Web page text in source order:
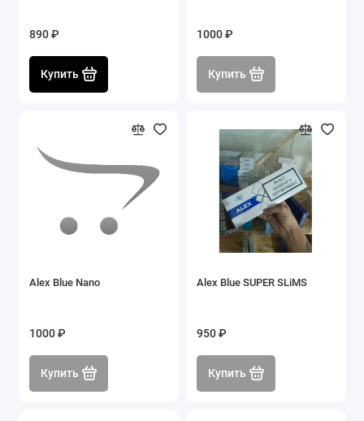
890 ₽
Купить
1000 ₽
Купить
Alex Blue Nano
1000 ₽
Купить
Alex Blue SUPER SLiMS
950 ₽
Купить